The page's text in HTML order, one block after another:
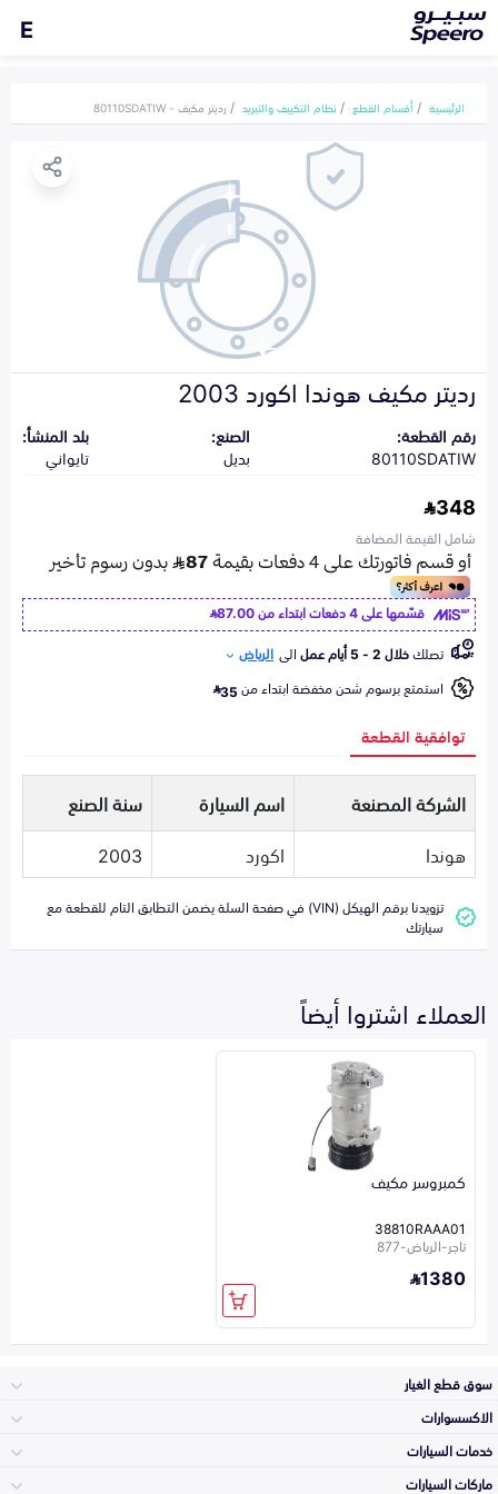
E
الرئيسية أقسام القطع نظام التكييف والتبريد رديتر مكيف - 80110SDATIW
رديتر مكيف هوندا اكورد 2003
رقم القطعة:
80110SDATIW
الصنع:
بديل
بلد المنشأ:
تايواني
348
شامل القيمة المضافة
قسّمها على 4 دفعات ابتداء من
87.00
تصلكخلال 2 - 5 أيام عمل الى الرياض
استمتع برسوم شحن مخفضة ابتداء من35
توافقية القطعة
الشركة المصنعة اسم السيارة
سنة الصنع
هوندا
اكورد 2003
تزويدنا برقم الهيكل (VIN) في صفحة السلة يضمن التطابق التام للقطعة مع
سيارتك
العملاء اشتروا أيضاً
كمبروسر مكيف
38810RAAA01
تاجر-الرياض-877
1380
سوق قطع الغيار
الاكسسوارات
خدمات السيارات
ماركات السيارات